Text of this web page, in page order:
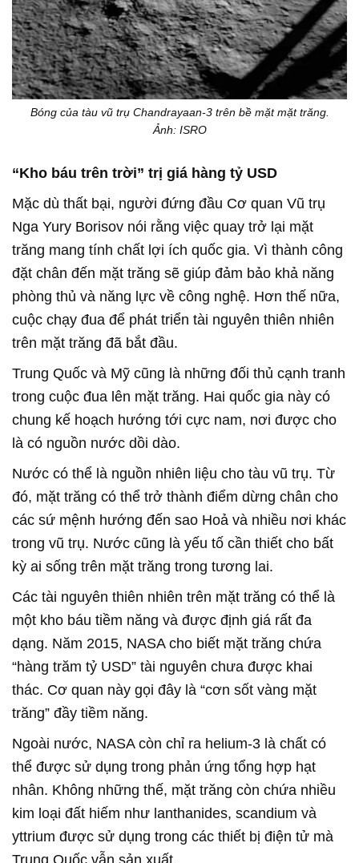
Bóng của tàu vũ trụ Chandrayaan-3 trên bề mặt mặt trăng.
Ảnh: ISRO
“Kho báu trên trời” trị giá hàng tỷ USD
Mặc dù thất bại, người đứng đầu Cơ quan Vũ trụ
Nga Yury Borisov nói rằng việc quay trở lại mặt
trăng mang tính chất lợi ích quốc gia. Vì thành công
đặt chân đến mặt trăng sẽ giúp đảm bảo khả năng
phòng thủ và năng lực về công nghệ. Hơn thế nữa,
cuộc chạy đua để phát triển tài nguyên thiên nhiên
trên mặt trăng đã bắt đầu.
Trung Quốc và Mỹ cũng là những đối thủ cạnh tranh
trong cuộc đua lên mặt trăng. Hai quốc gia này có
chung kế hoạch hướng tới cực nam, nơi được cho
là có nguồn nước dồi dào.
Nước có thể là nguồn nhiên liệu cho tàu vũ trụ. Từ
đó, mặt trăng có thể trở thành điểm dừng chân cho
các sứ mệnh hướng đến sao Hoả và nhiều nơi khác
trong vũ trụ. Nước cũng là yếu tố cần thiết cho bất
kỳ ai sống trên mặt trăng trong tương lai.
Các tài nguyên thiên nhiên trên mặt trăng có thể là
một kho báu tiềm năng và được định giá rất đa
dạng. Năm 2015, NASA cho biết mặt trăng chứa
“hàng trăm tỷ USD” tài nguyên chưa được khai
thác. Cơ quan này gọi đây là “cơn sốt vàng mặt
trăng” đầy tiềm năng.
Ngoài nước, NASA còn chỉ ra helium-3 là chất có
thể được sử dụng trong phản ứng tổng hợp hạt
nhân. Không những thế, mặt trăng còn chứa nhiều
kim loại đất hiếm như lanthanides, scandium và
yttrium được sử dụng trong các thiết bị điện tử mà